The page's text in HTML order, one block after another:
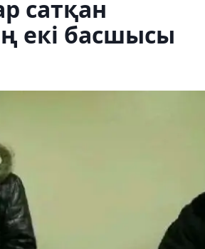
сатқан
екі басшысы